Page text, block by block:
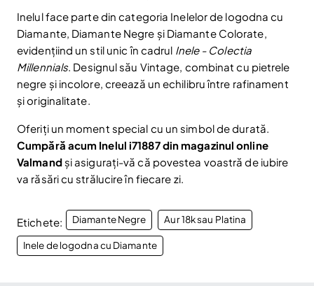
Nu mai afișa.
Inelul face parte din categoria Inelelor de logodna cu
Diamante, Diamante Negre și Diamante Colorate,
evidențiind un stil unic în cadrul Inele - Colectia
Millennials. Designul său Vintage, combinat cu pietrele
negre și incolore, creează un echilibru între rafinament
și originalitate.
Oferiți un moment special cu un simbol de durată.
Cumpără acum Inelul i71887 din magazinul online
Valmandși asigurați-vă că povestea voastră de iubire
va răsări cu strălucire în fiecare zi.
Etichete: Diamante Negre Aur 18k sau Platina
Inele de logodna cu Diamante